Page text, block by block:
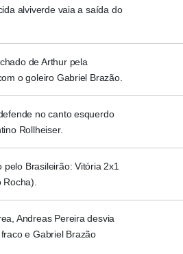
alviverde vaia a saída do
de Arthur pela
o goleiro Gabriel Brazão.
no canto esquerdo
Rollheiser.
pelo Brasileirão: Vitória 2x1
Andreas Pereira desvia
e Gabriel Brazão